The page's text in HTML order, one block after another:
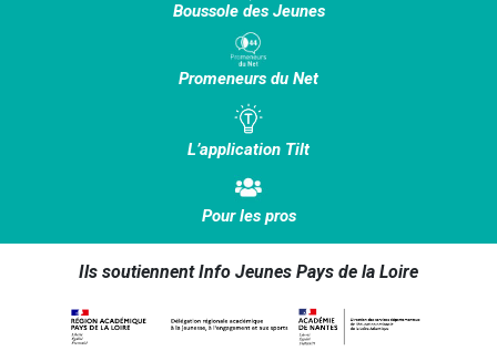
Boussole des Jeunes
Promeneurs du Net
L’application Tilt
Pour les pros
Ils soutiennent Info Jeunes Pays de la Loire